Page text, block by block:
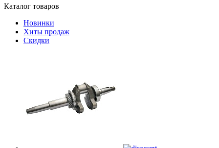
Каталог товаров
Новинки
Хиты продаж
Скидки